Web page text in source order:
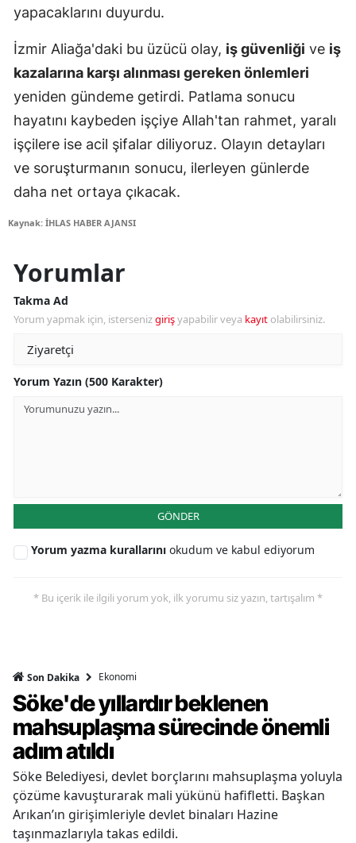
yapacaklarını duyurdu.
İzmir Aliağa'daki bu üzücü olay, iş güvenliği ve iş
kazalarına karşı alınması gereken önlemleri
yeniden gündeme getirdi. Patlama sonucu
hayatını kaybeden işçiye Allah'tan rahmet, yaralı
işçilere ise acil şifalar diliyoruz. Olayın detayları
ve soruşturmanın sonucu, ilerleyen günlerde
daha net ortaya çıkacak.
Kaynak: İHLAS HABER AJANSI
Yorumlar
Takma Ad
Yorum yapmak için, istersenizgirişyapabilir veya kayıt olabilirsiniz.
Yorum Yazın (500 Karakter)
GÖNDER
Yorum yazma kurallarını okudum ve kabul ediyorum
* Bu içerik ile ilgili yorum yok, ilk yorumu siz yazın, tartışalım *
Son Dakika Ekonomi
Söke'de yıllardır beklenen
mahsuplaşma sürecinde önemli
adım atıldı
Söke Belediyesi, devlet borçlarını mahsuplaşma yoluyla
çözüme kavuşturarak mali yükünü hafifletti. Başkan
Arıkan’ın girişimleriyle devlet binaları Hazine
taşınmazlarıyla takas edildi.